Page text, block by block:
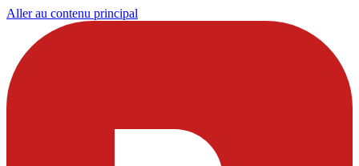
Aller au contenu principal